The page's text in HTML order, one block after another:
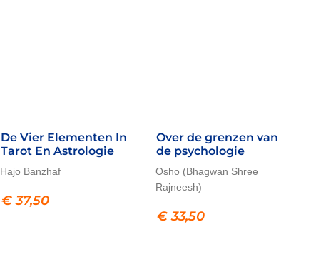
De Vier Elementen In
Tarot En Astrologie
Hajo Banzhaf
€37,50
Over de grenzen van
de psychologie
Osho (Bhagwan Shree
Rajneesh)
€33,50